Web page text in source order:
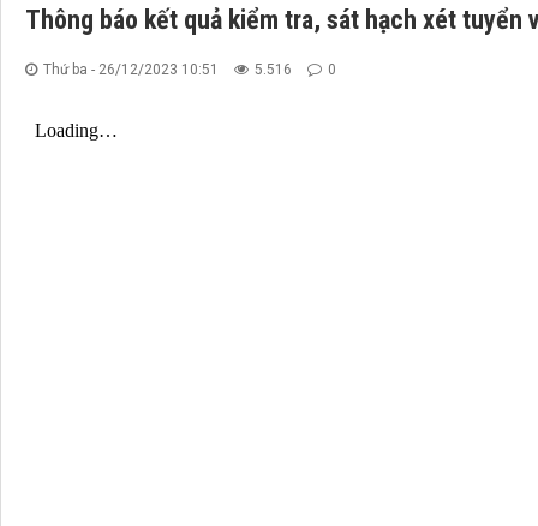
Thông báo kết quả kiểm tra, sát hạch xét tuyển
Thứ ba - 26/12/2023 10:51 5.516 0